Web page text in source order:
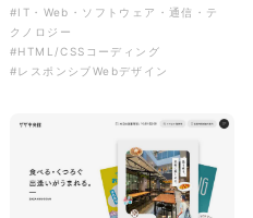
株式会社colorful studio様
『かねた忠右衛門』 サービス
サービスサイト
#アパレル・ファッション
#HTML/CSSコーディング
#レスポンシブWebデザイン
#IT・Web・ソフトウェア・通信・テ
クノロジー
#HTML/CSSコーディング
#レスポンシブWebデザイン